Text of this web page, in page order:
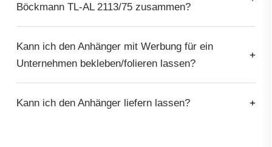
Böckmann TL-AL 2113/75 zusammen?
Kann ich den Anhänger mit Werbung für ein
Unternehmen bekleben/folieren lassen?
Kann ich den Anhänger liefern lassen?